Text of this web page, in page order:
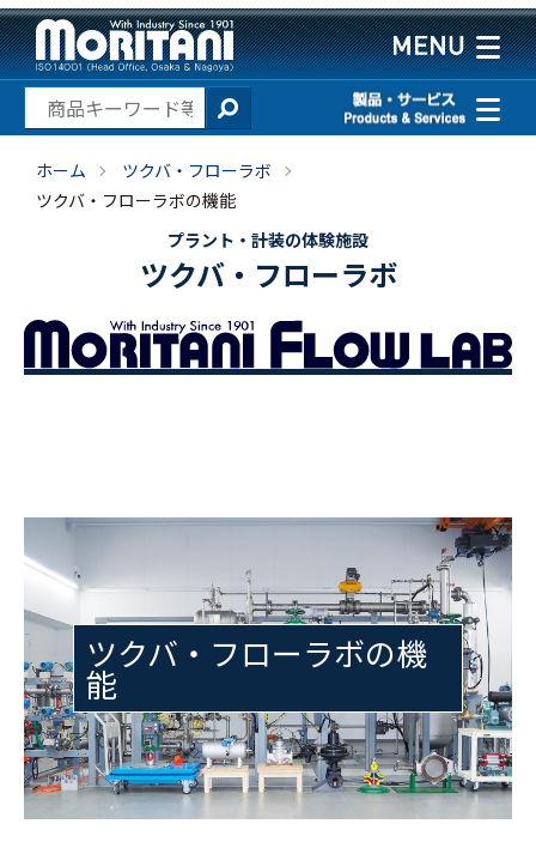
ホーム
ツクバ・フローラボ
ツクバ・フローラボの機能
プラント・計装の体験施設
ツクバ・フローラボ
ツクバ・フローラボの機
能